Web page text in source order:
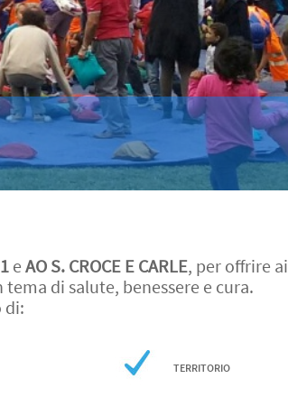
e AO S. CROCE E CARLE, per offrire ai
di salute, benessere e cura.
di:
TERRITORIO